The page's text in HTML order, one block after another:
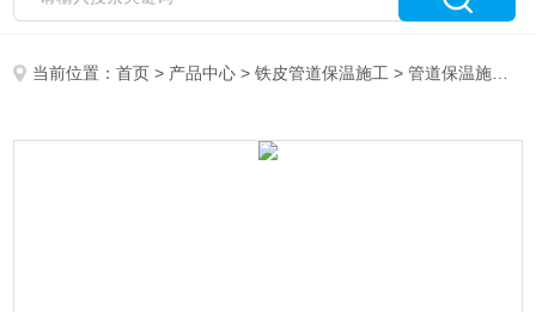
当前位置：首页 > 产品中心 >铁皮管道保温施工 >管道保温施工队